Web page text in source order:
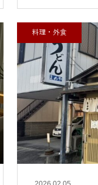
料理・外食